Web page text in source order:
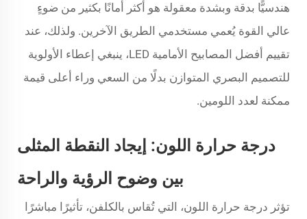
هندسيًّا بدقة وبشدة معقولة هو أكثر أمانًا بكثير من ضوءٍ
عالي القوة يُعمي مستخدمي الطريق الآخرين. ولذلك، عند
تقييم أفضل المصابيح الأمامية LED، ينبغي إعطاء الأولوية
للتصميم البصري المتوازن بدلًا من السعي وراء أعلى قيمة
ممكنة لعدد اللومين.
درجة حرارة اللون: إيجاد النقطة المثلى
بين وضوح الرؤية والراحة
تؤثر درجة حرارة اللون، التي تُقاس بالكلفن، تأثيرًا مباشرًا